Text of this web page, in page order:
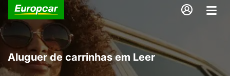
Aluguer de carrinhas em Leer